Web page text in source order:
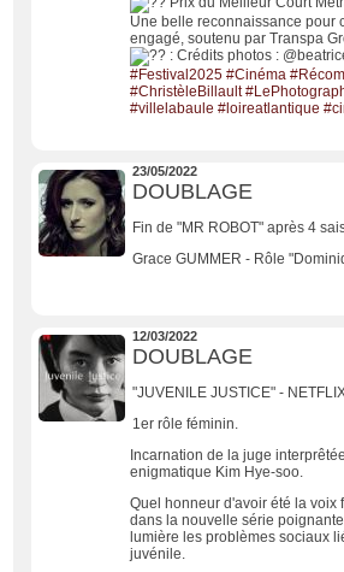
Une belle reconnaissance pour
engagé, soutenu par Transpa
: Crédits photos :
#Festival2025 #Cinéma
#ChristèleBillault
#villelabaule #loireatlantique
23/05/2022
DOUBLAGE
Fin de "MR ROBOT" après 4
Grace GUMMER - Rôle
12/03/2022
DOUBLAGE
"JUVENILE JUSTICE" -
1er rôle féminin.
Incarnation de la juge
enigmatique Kim Hye-soo.
Quel honneur d'avoir été la voix
dans la nouvelle série
lumière les problèmes sociaux
juvénile.